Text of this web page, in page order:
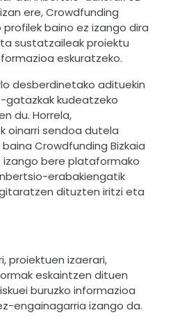
ere, Crowdfunding
baino ez izango dira
sustatzaileak proiektu
eskuratzeko.
desberdinetako adituekin
kudeatzeko
du. Horrela,
oinarri sendoa dutela
Crowdfunding Bizkaia
bere plataformako
erabakiengatik
dituzten iritzi eta
proiektuen izaerari,
eskaintzen dituen
buruzko informazioa
engainagarria izango da.